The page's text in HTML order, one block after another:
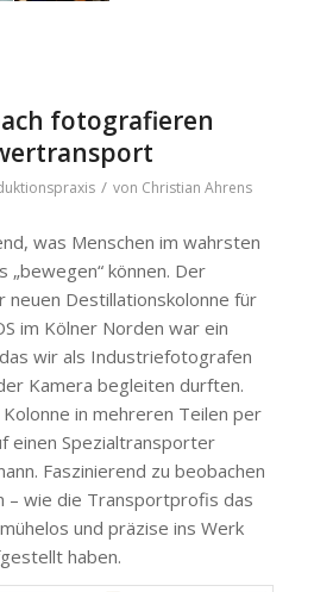
fotografieren
/ von Christian Ahrens
was Menschen im wahrsten
„bewegen“ können. Der
Destillationskolonne für
im Kölner Norden war ein
wir als Industriefotografen
Kamera begleiten durften.
in mehreren Teilen per
einen Spezialtransporter
Faszinierend zu beobachen
– wie die Transportprofis das
und präzise ins Werk
haben.